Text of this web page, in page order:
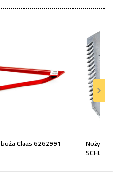
Claas 6262991 Nożyk